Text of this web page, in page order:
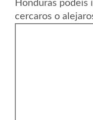
Honduras podeis
cercaros o